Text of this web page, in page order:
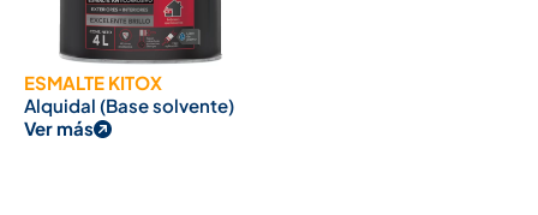
ESMALTE KITOX
Alquidal (Base solvente)
Ver más